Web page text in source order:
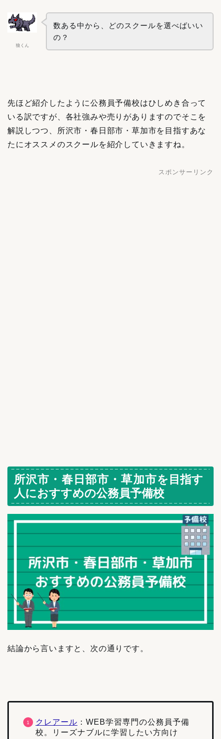
狼くん
数ある中から、どのスクールを選べばいい
の？
先ほど紹介したように公務員予備校はひしめき合って
いる訳ですが、各社強みや売りがありますのでそこを
解説しつつ、 所沢市・春日部市・草加市を目指すあな
たにオススメのスクールを紹介していきますね。
スポンサーリンク
所沢市・春日部市・草加市を目指す
人におすすめの公務員予備校
結論から言いますと、次の通りです。
クレアール ：WEB学習専門の公務員予備
校。リーズナブルに学習したい方向け